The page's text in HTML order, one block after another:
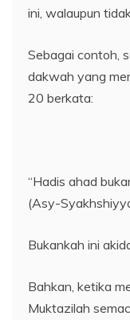
ini, walaupun
Sebagai contoh,
dakwah yang
20 berkata:
“Hadis ahad
(Asy-
Bukankah ini
Bahkan, ketika
Muktazilah